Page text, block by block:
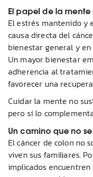
El papel de la
El estrés mantenido y
causa directa del
bienestar general y
Un mayor bienestar
adherencia al
favorecer una
Cuidar la mente no
pero sí lo
Un camino que no
El cáncer de colon no
viven sus familiares.
implicados encuentren